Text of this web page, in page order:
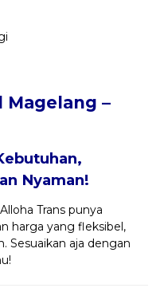
Magelang –
Nyaman!
Trans punya
harga yang fleksibel,
Sesuaikan aja dengan